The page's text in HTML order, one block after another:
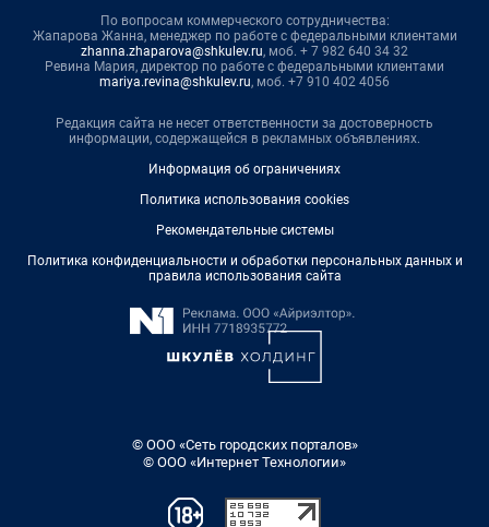
По вопросам коммерческого сотрудничества:
Жапарова Жанна, менеджер по работе с федеральными клиентами
zhanna.zhaparova@shkulev.ru, моб. + 7 982 640 34 32
Ревина Мария, директор по работе с федеральными клиентами
mariya.revina@shkulev.ru, моб. +7 910 402 4056
Редакция сайта не несет ответственности за достоверность
информации, содержащейся в рекламных объявлениях.
Информация об ограничениях
Политика использования cookies
Рекомендательные системы
Политика конфиденциальности и обработки персональных данных и
правила использования сайта
© ООО «Сеть городских порталов»
© ООО «Интернет Технологии»